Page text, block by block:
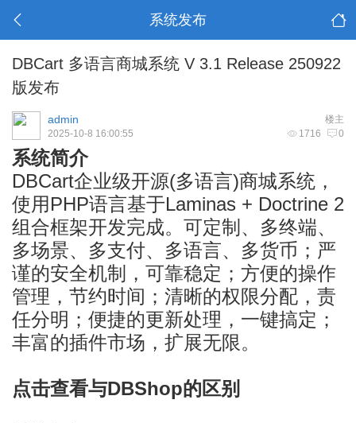
系统发布
DBCart 多语言商城系统 V 3.1 Release 250922
版发布
楼主
admin
1716 0
2025-10-8 16:00:55
系统简介
DBCart企业级开源(多语言)商城系统，
使用PHP语言基于Laminas + Doctrine 2
组合框架开发完成。可定制、多终端、
多场景、多支付、多语言、多货币；严
谨的安全机制，可靠稳定；方便的操作
管理，节约时间；清晰的权限分配，责
任分明；便捷的更新处理，一键搞定；
丰富的插件市场，扩展无限。
点击查看与DBShop的区别